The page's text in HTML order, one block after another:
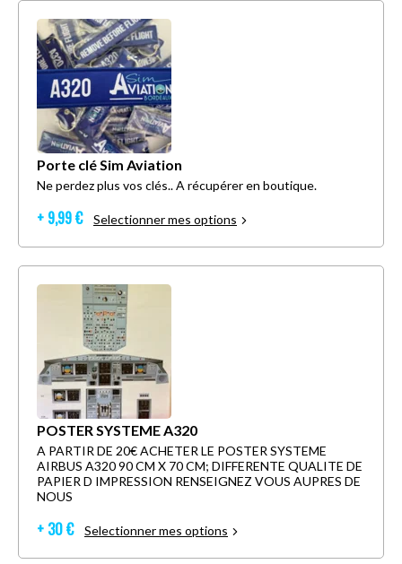
Porte clé Sim Aviation
Ne perdez plus vos clés.. A récupérer en boutique.
+ 9,99 € Selectionner mes options
POSTER SYSTEME A320
A PARTIR DE 20€ ACHETER LE POSTER SYSTEME
AIRBUS A320 90 CM X 70 CM; DIFFERENTE QUALITE DE
PAPIER D IMPRESSION RENSEIGNEZ VOUS AUPRES DE
NOUS
+ 30 € Selectionner mes options